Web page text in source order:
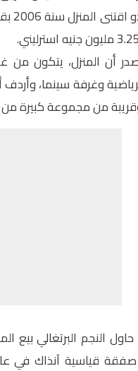
أن المنزل، يتكون
وغرفة سينما،
من مجموعة كبيرة
قياسية آنذاك في